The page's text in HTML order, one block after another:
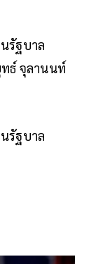
รัฐบาล
ธ์ จุลานนท์
รัฐบาล